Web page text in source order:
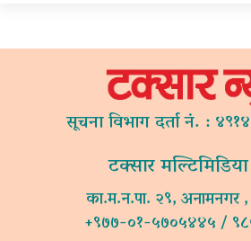
सूचना विभाग दर्ता नं. :
टक्सार मल्टिमिडिया
का.म.न.पा. २९, अनामनगर ,
+९७७-०१-५७०५४४५ /